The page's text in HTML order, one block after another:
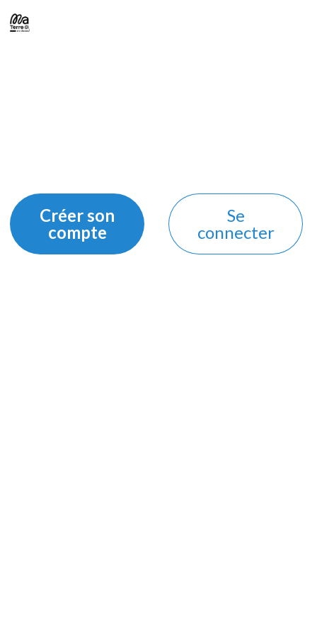
Créer son
compte
Se
connecter